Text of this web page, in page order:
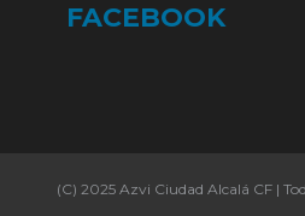
FACEBOOK
(C) 2025 Azvi Ciudad Alcalá CF |